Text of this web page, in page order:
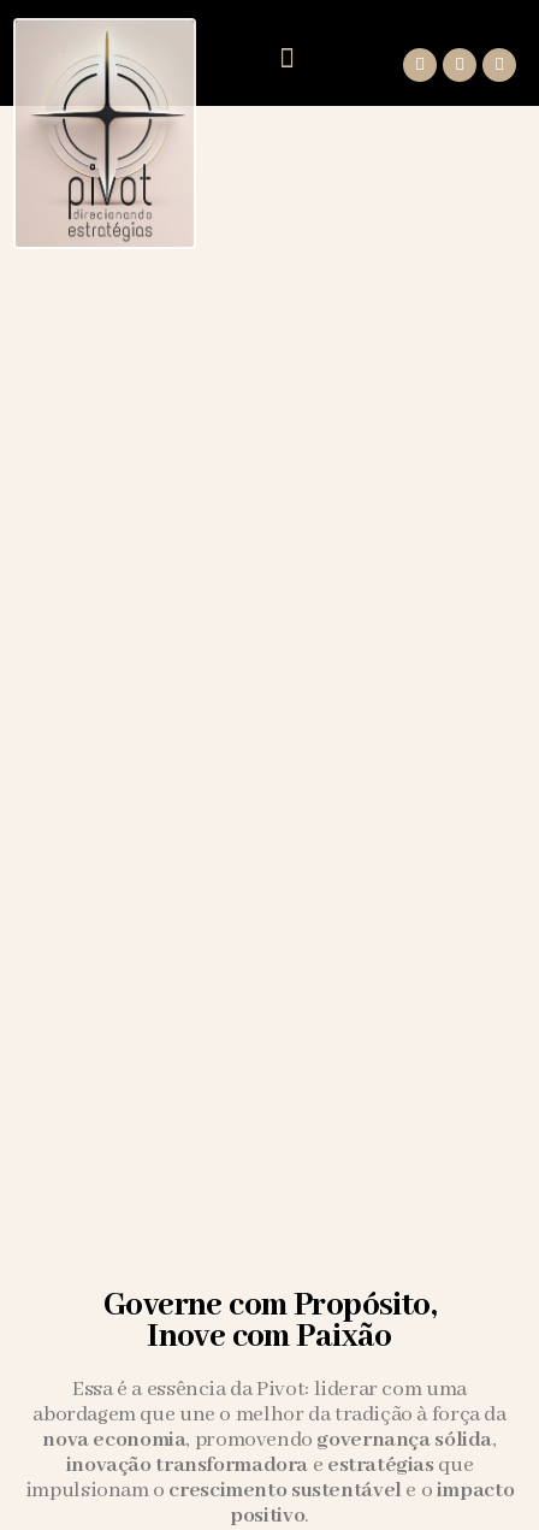
Governe com Propósito,
​ Inove com Paixão
Essa é a essência da Pivot: liderar com uma
abordagem que une o melhor da tradição à força da
nova economia, promovendo governança sólida,
inovação transformadora e estratégias que
impulsionam o crescimento sustentávele oimpacto
positivo.